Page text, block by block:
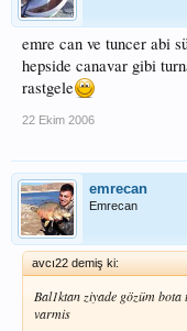
emre can ve tuncer abi
hepside canavar gibi
rastgele
22 Ekim 2006
emrecan
Emrecan
avcı22 demiş ki:
Bal1ktan ziyade gözüm
varmis